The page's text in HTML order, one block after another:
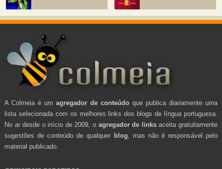
A Colmeia é um agregador de conteúdo que publica diariamente uma
lista selecionada com os melhores links dos blogs de língua portuguesa.
No ar desde o início de 2009, o agregador de linksaceita gratuitamente
sugestões de conteúdo de qualquer blog , mas não é responsável pelo
material publicado.